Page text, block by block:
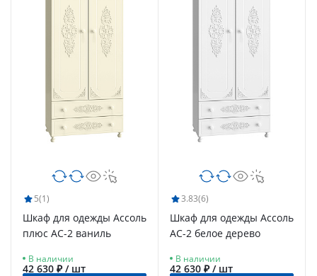
5(1)
Шкаф для одежды Ассоль
плюс АС-2 ваниль
В наличии
42 630 ₽ / шт
3.83(6)
Шкаф для одежды Ассоль
АС-2 белое дерево
В наличии
42 630 ₽ / шт